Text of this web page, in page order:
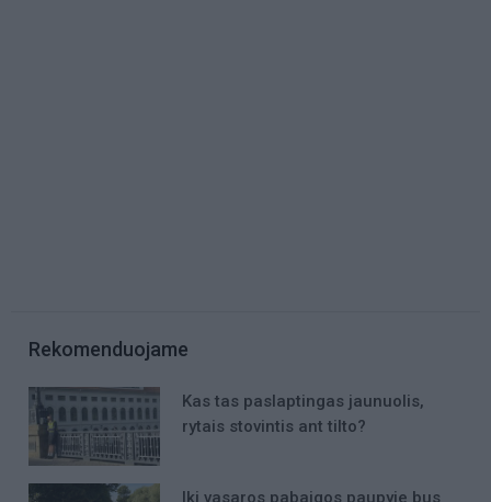
Rekomenduojame
Kas tas paslaptingas jaunuolis,
rytais stovintis ant tilto?
Iki vasaros pabaigos paupyje bus